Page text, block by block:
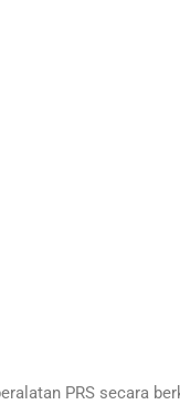
PRS secara